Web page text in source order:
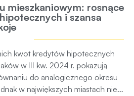
mieszkaniowym: rosnące
i szansa
kwot kredytów hipotecznych
w III kw. 2024 r. pokazują
do analogicznego okresu
w największych miastach nie...